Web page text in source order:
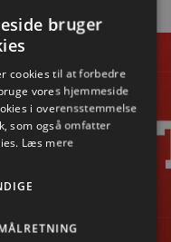
bruger
cookies til at forbedre
vores hjemmeside
i overensstemmelse
som også omfatter
Læs mere